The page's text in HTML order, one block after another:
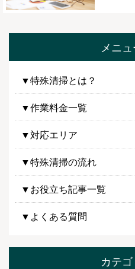
メニ
▼特殊清掃とは？
▼作業料金一覧
▼対応エリア
▼特殊清掃の流れ
▼お役立ち記事一覧
▼よくある質問
カテ